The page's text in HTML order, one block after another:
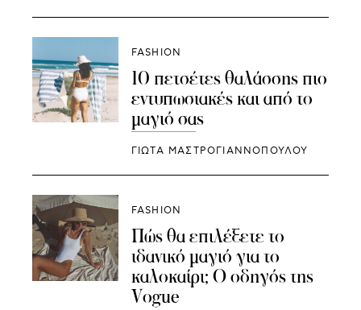
FASHION
10 πετσέτες θαλάσσης πιο
εντυπωσιακές και από το
μαγιό σας
ΓΙΩΤΑ ΜΑΣΤΡΟΓΙΑΝΝΟΠΟΥΛΟΥ
FASHION
Πώς θα επιλέξετε το
ιδανικό μαγιό για το
καλοκαίρι; Ο οδηγός της
Vogue